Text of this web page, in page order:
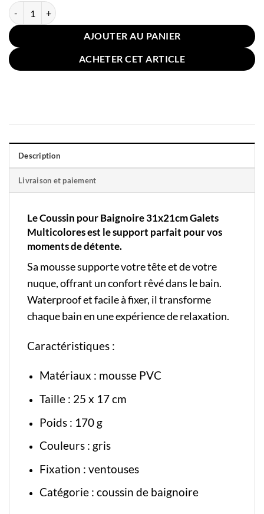
quantité de Coussin pour Baignoire 31x21cm Galets Multicolores
AJOUTER AU PANIER
ACHETER CET ARTICLE
Description
Livraison et paiement
Le Coussin pour Baignoire 31x21cm Galets
Multicolores est le support parfait pour vos
moments de détente.
Sa mousse supporte votre tête et de votre
nuque, offrant un confort rêvé dans le bain.
Waterproof et facile à fixer, il transforme
chaque bain en une expérience de relaxation.
Caractéristiques :
Matériaux : mousse PVC
Taille : 25 x 17 cm
Poids : 170 g
Couleurs : gris
Fixation : ventouses
Catégorie: coussin de baignoire